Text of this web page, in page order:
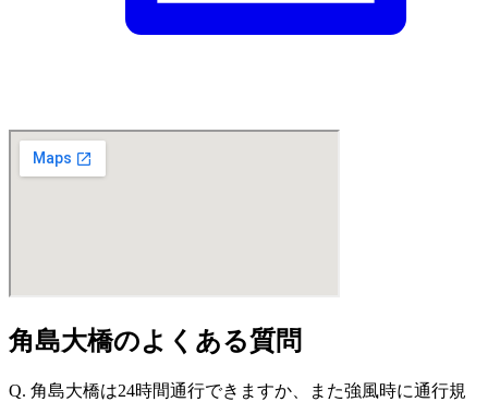
角島大橋のよくある質問
Q. 角島大橋は24時間通行できますか、また強風時に通行規